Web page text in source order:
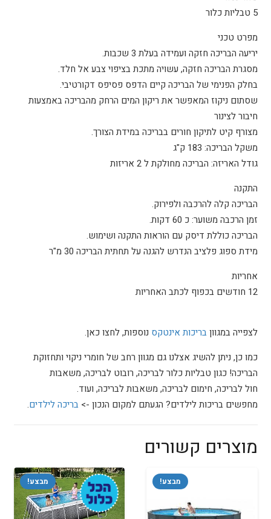
5 טבליות כלור
מפרט טכני
יריעה הבריכה חזקה ועמידה בעלת 3 שכבות.
מסגרת הבריכה חזקה, עשויה מתכת בציפוי צבע אל חלד.
בחלק הפנימי של הבריכה קיים הדפס פסיפס דקורטיבי.
שסתום ניקוז המאפשר את ריקון המים הרחק מהבריכה באמצעות
חיבור לצינור
מצורף קיט לתיקון חורים בבריכה במידת הצורך.
משקל הבריכה: 183 ק"ג
גודל האריזה: הבריכה מחולקת ל 2 אריזות
התקנה
הבריכה קלה להרכבה ולפירוק.
זמן הרכבה משוער: כ 60 דקות.
הבריכה כוללת דיסק עם הוראות התקנה ושימוש.
מידת ספוג פלציב הנדרש להגנה על תחתית הבריכה 30 מ"ר
אחריות
12 חודשים בכפוף לכתב האחריות
לצפייה במגווןבריכות אינטקס נוספות, לחצו כאן.
כמו כן, ניתן להשיג אצלנו גם מגוון רחב של חומרי ניקוי ותחזוקת
הבריכה! כגון טבליות כלור לבריכה, רובוט לבריכה, משאבות
חול לבריכה, חימום לבריכה, משאבות לבריכה, ועוד.
מחפשים בריכות לילדים? הגעתם למקום הנכון ->בריכה לילדים.
מוצרים קשורים
מבצע! מבצע!